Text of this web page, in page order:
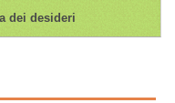
dei desideri